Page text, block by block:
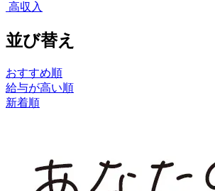
高収入
並び替え
おすすめ順
給与が高い順
新着順